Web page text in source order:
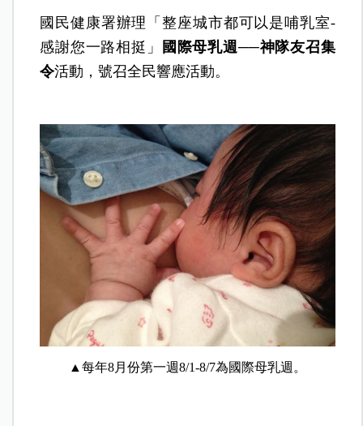
國民健康署辦理「整座城市都可以是哺乳室-
感謝您一路相挺」
國際母乳週──神隊友召集
令活動，號召全民響應活動。
▲每年8月份第一週8/1-8/7為國際母乳週。